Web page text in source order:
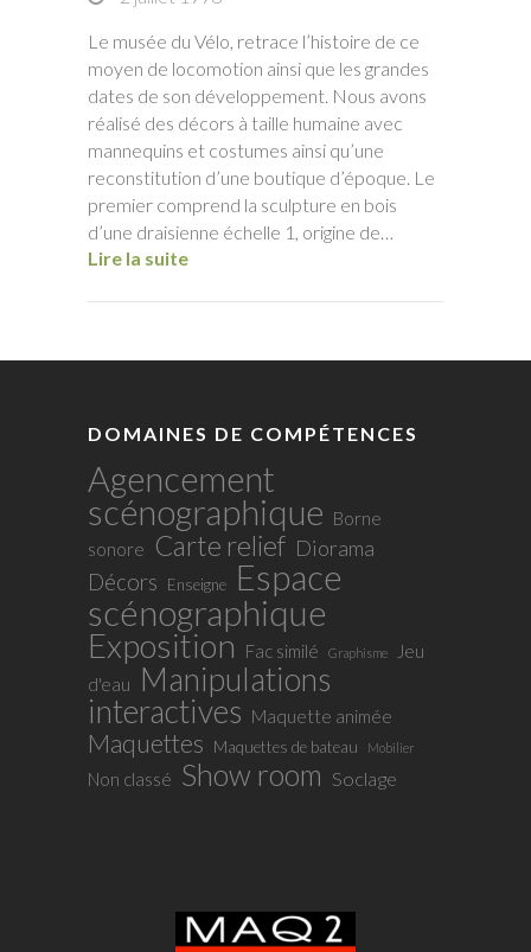
Le musée du Vélo, retrace l’histoire de ce
moyen de locomotion ainsi que les grandes
dates de son développement. Nous avons
réalisé des décors à taille humaine avec
mannequins et costumes ainsi qu’une
reconstitution d’une boutique d’époque. Le
premier comprend la sculpture en bois
d’une draisienne échelle 1, origine de…
Lire la suite
DOMAINES DE COMPÉTENCES
Agencement
scénographique Borne
sonore
Carte relief Diorama
Décors Enseigne
Espace
scénographique
Exposition Fac similé Graphisme
Jeu
d'eau
Manipulations
interactives Maquette animée
Maquettes Maquettes de bateau Mobilier
Non classé Show room Soclage